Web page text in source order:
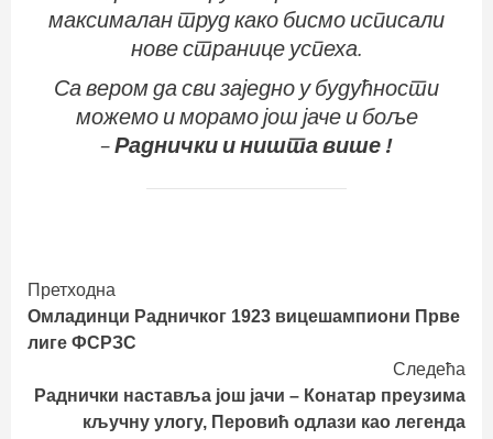
максималан труд како бисмо исписали
нове странице успеха.
Са вером да сви заједно у будућности
можемо и морамо још јаче и боље
–Раднички и ништа више !
Continue
Reading
Претходна
Омладинци Радничког 1923 вицешампиони Прве
лиге ФСРЗС
Следећа
Раднички наставља још јачи – Конатар преузима
кључну улогу, Перовић одлази као легенда